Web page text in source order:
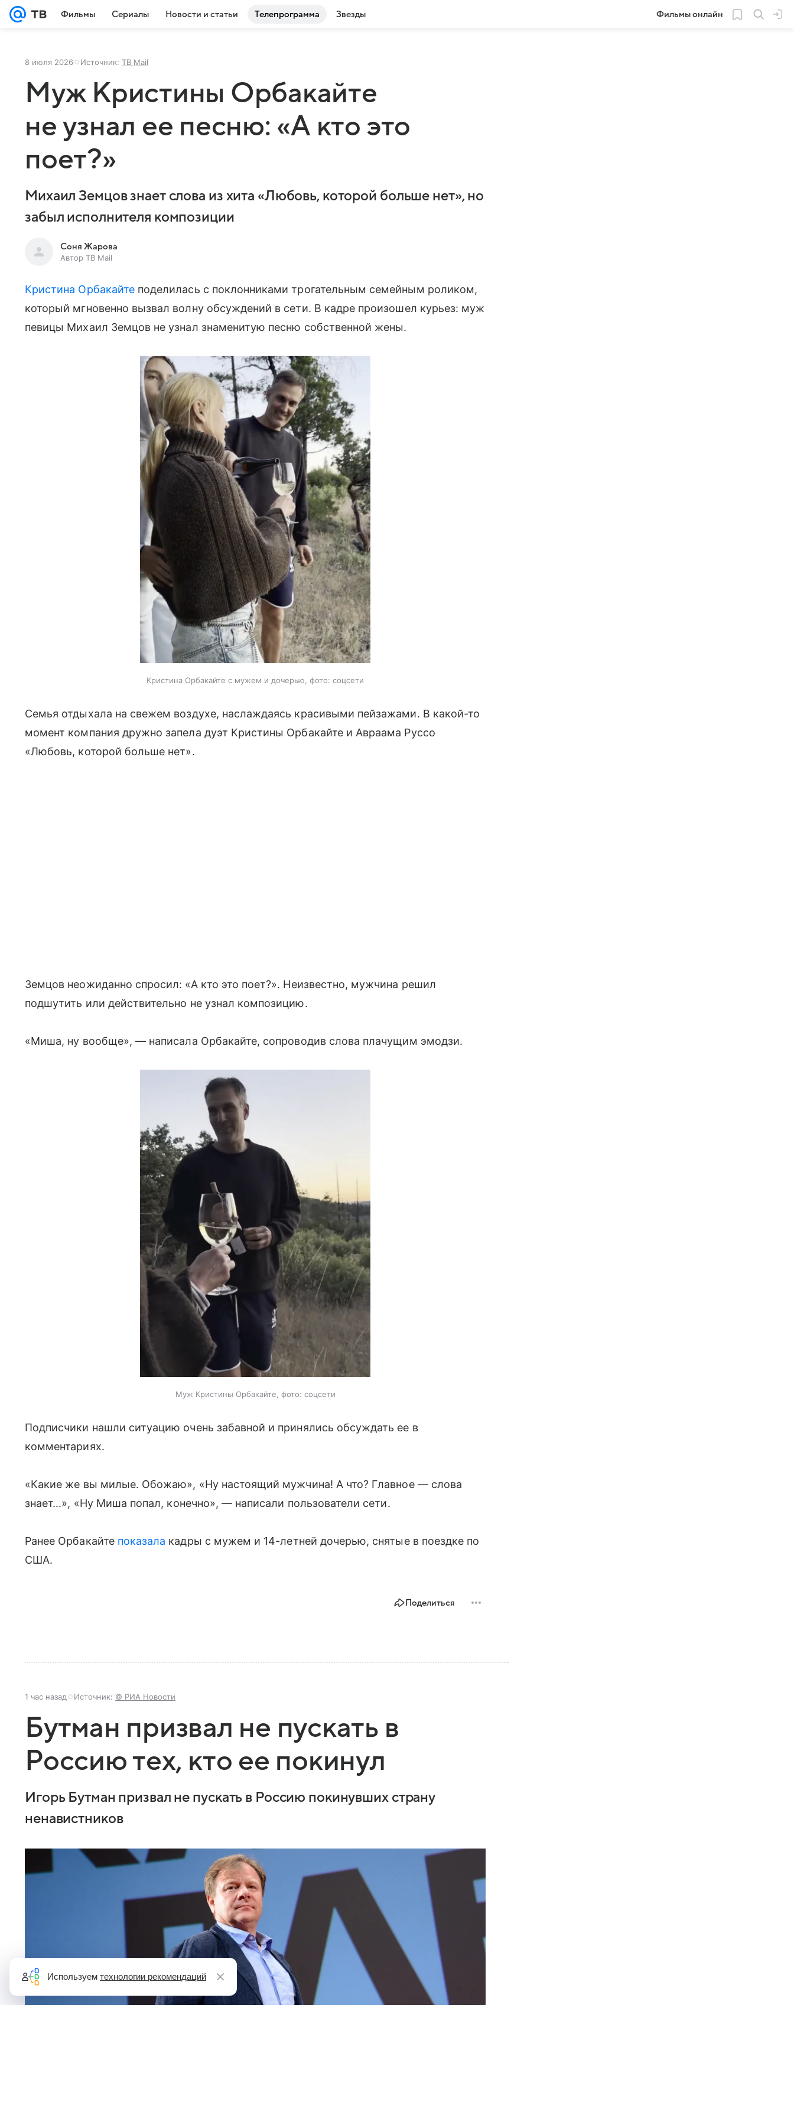
Фильмы Сериалы Новости и статьи Телепрограмма Звезды Фильмы онлайн
8 июля 2026 Источник: ТВ Mail
Муж Кристины Орбакайте
не узнал ее песню: «А кто это
поет?»
Михаил Земцов знает слова из хита «Любовь, которой больше нет», но
забыл исполнителя композиции
Соня Жарова
Автор ТВ Mail
Кристина Орбакайтеподелилась с поклонниками трогательным семейным роликом,
который мгновенно вызвал волну обсуждений в сети. В кадре произошел курьез: муж
певицы Михаил Земцов не узнал знаменитую песню собственной жены.
Кристина Орбакайте с мужем и дочерью, фото: соцсети
Семья отдыхала на свежем воздухе, наслаждаясь красивыми пейзажами. В какой-то
момент компания дружно запела дуэт Кристины Орбакайте и Авраама Руссо
«Любовь, которой больше нет».
Земцов неожиданно спросил: «А кто это поет?». Неизвестно, мужчина решил
подшутить или действительно не узнал композицию.
«Миша, ну вообще», — написала Орбакайте, сопроводив слова плачущим эмодзи.
Муж Кристины Орбакайте, фото: соцсети
Подписчики нашли ситуацию очень забавной и принялись обсуждать ее в
комментариях.
«Какие же вы милые. Обожаю», «Ну настоящий мужчина! А что? Главное — слова
знает...», «Ну Миша попал, конечно», — написали пользователи сети.
Ранее Орбакайте показала кадры с мужем и 14-летней дочерью, снятые в поездке по
США.
Поделиться
1 час назад Источник: © РИА Новости
Бутман призвал не пускать в
Россию тех, кто ее покинул
Игорь Бутман призвал не пускать в Россию покинувших страну
ненавистников
Используем технологии рекомендаций